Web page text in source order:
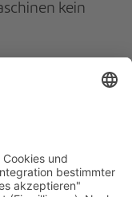
kein
und